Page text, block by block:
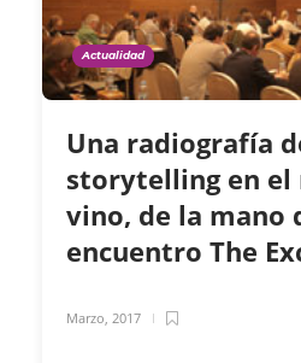
Actualidad
Una radiografía
storytelling en el
vino, de la mano
encuentro The
Marzo, 2017